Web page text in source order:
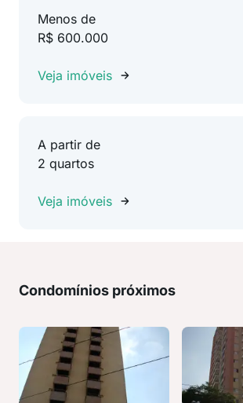
Menos de
R$ 600.000
Veja imóveis
A partir de
2 quartos
Veja imóveis
Condomínios próximos